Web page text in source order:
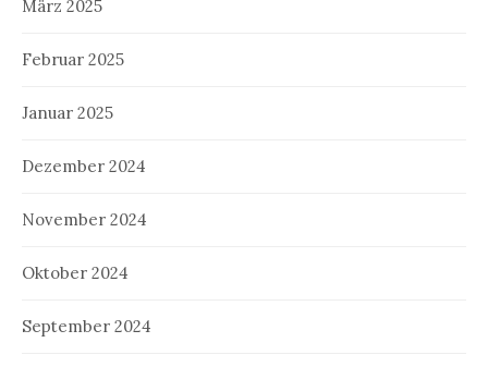
März 2025
Februar 2025
Januar 2025
Dezember 2024
November 2024
Oktober 2024
September 2024